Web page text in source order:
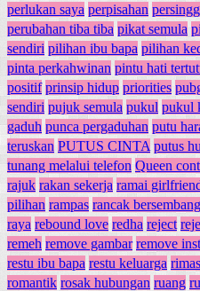
perlukan saya perpisahan
perubahan tiba tiba pikat semula
sendiri pilihan ibu bapa pilihan
pinta perkahwinan pintu hati
positif prinsip hidup priorities
sendiri pujuk semula pukul pukul
gaduh punca pergaduhan putu
teruskan PUTUS CINTA putus
tunang melalui telefon Queen
rajuk rakan sekerja ramai
pilihan rampas rancak bersembang
raya rebound love redha reject
remeh remove gambar remove
restu ibu bapa restu keluarga rimas
romantik rosak hubungan ruang